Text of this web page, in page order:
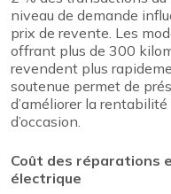
niveau de demande
prix de revente. Les
offrant plus de 300
revendent plus
soutenue permet de
d’améliorer la
d’occasion.
Coût des réparations
électrique